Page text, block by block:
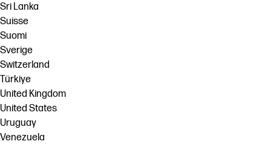
Sri Lanka
Suisse
Suomi
Sverige
Switzerland
Türkiye
United Kingdom
United States
Uruguay
Venezuela